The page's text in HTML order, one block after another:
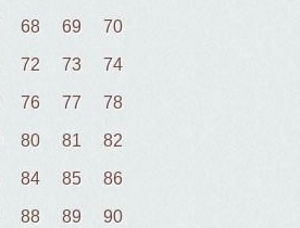
68 69 70
72 73 74
76 77 78
80 81 82
84 85 86
88 89 90